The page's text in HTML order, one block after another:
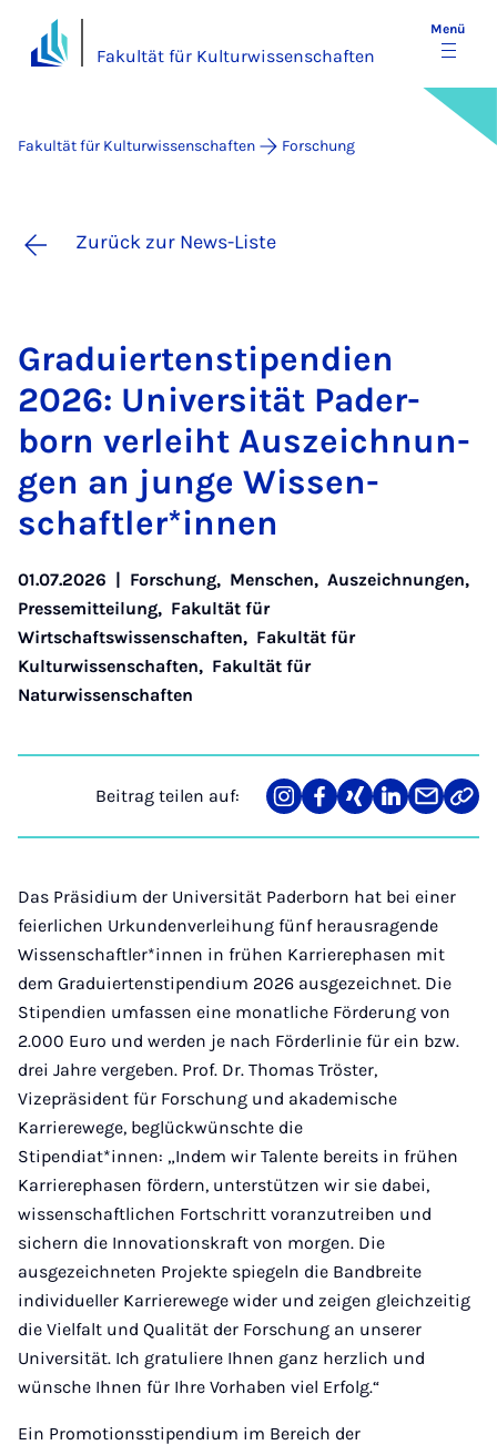
Fakultät für Kulturwissenschaften
Menü
Fakultät für Kulturwissenschaften Forschung
Zurück zur News-Liste
Gra­du­ier­ten­s­ti­pen­di­en
2026: Uni­ver­si­tät Pa­der­
born ver­leiht Aus­zeich­nun­
gen an jun­ge Wis­sen­
schaft­le­r*in­nen
01.07.2026 | Forschung, Menschen, Auszeichnungen,
Pressemitteilung, Fakultät für
Wirtschaftswissenschaften, Fakultät für
Kulturwissenschaften, Fakultät für
Naturwissenschaften
Beitrag teilen auf:
Teilen
auf
Teilen
auf
Teilen
auf
Teilen
auf
Teilen
über
Mail
Link
Das Präsidium der Universität Paderborn hat bei einer
feierlichen Urkundenverleihung fünf herausragende
Wissenschaftler*innen in frühen Karrierephasen mit
dem Graduiertenstipendium 2026 ausgezeichnet. Die
Stipendien umfassen eine monatliche Förderung von
2.000 Euro und werden je nach Förderlinie für ein bzw.
drei Jahre vergeben. Prof. Dr. Thomas Tröster,
Vizepräsident für Forschung und akademische
Karrierewege, beglückwünschte die
Stipendiat*innen: „Indem wir Talente bereits in frühen
Karrierephasen fördern, unterstützen wir sie dabei,
wissenschaftlichen Fortschritt voranzutreiben und
sichern die Innovationskraft von morgen. Die
ausgezeichneten Projekte spiegeln die Bandbreite
individueller Karrierewege wider und zeigen gleichzeitig
die Vielfalt und Qualität der Forschung an unserer
Universität. Ich gratuliere Ihnen ganz herzlich und
wünsche Ihnen für Ihre Vorhaben viel Erfolg.“
Ein Promotionsstipendium im Bereich der